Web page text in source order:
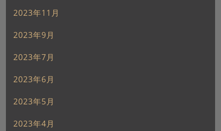
2023年11月
2023年9月
2023年7月
2023年6月
2023年5月
2023年4月